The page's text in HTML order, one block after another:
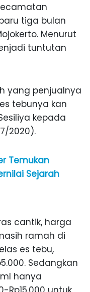
tiga bulan
Menurut
tuntutan
yang penjualnya
tebunya kan
kepada
2020).
Temukan
Sejarah
cantik, harga
ramah di
es tebu,
Sedangkan
hanya